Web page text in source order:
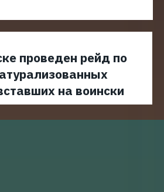
проведен рейд по
на воински